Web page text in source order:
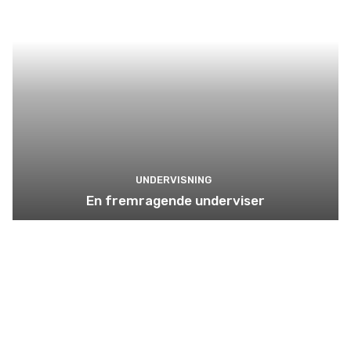
UNDERVISNING
En fremragende underviser